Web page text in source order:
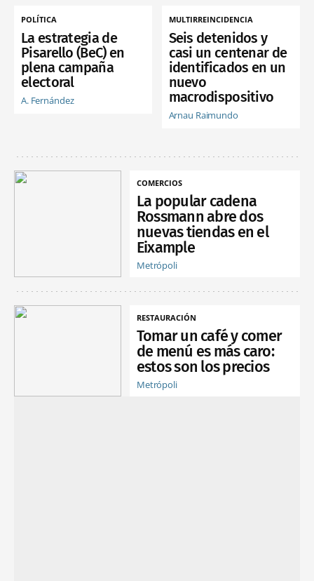
POLÍTICA
La estrategia de
Pisarello (BeC) en
plena campaña
electoral
A. Fernández
MULTIRREINCIDENCIA
Seis detenidos y
casi un centenar de
identificados en un
nuevo
macrodispositivo
Arnau Raimundo
COMERCIOS
La popular cadena
Rossmann abre dos
nuevas tiendas en el
Eixample
Metrópoli
RESTAURACIÓN
Tomar un café y comer
de menú es más caro:
estos son los precios
Metrópoli